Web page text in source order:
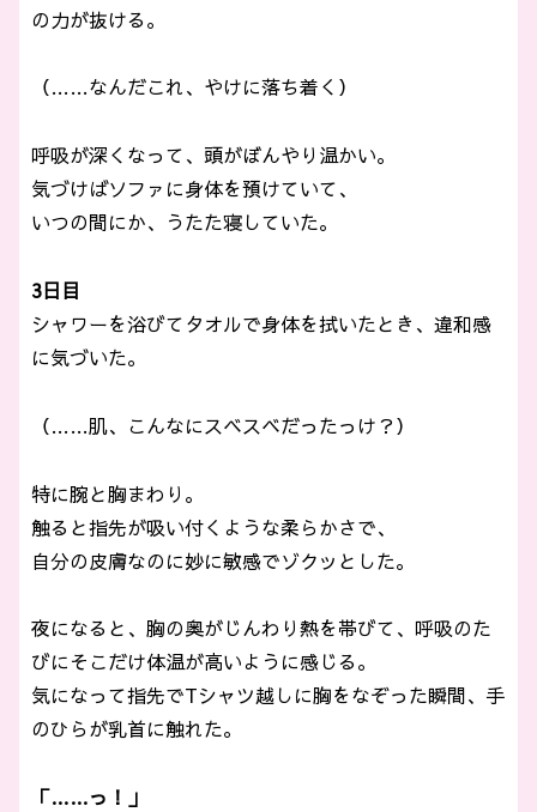
の力が抜ける。
（……なんだこれ、やけに落ち着く）
呼吸が深くなって、頭がぼんやり温かい。
気づけばソファに身体を預けていて、
いつの間にか、うたた寝していた。
3日目
シャワーを浴びてタオルで身体を拭いたとき、違和感
に気づいた。
（……肌、こんなにスベスベだったっけ？）
特に腕と胸まわり。
触ると指先が吸い付くような柔らかさで、
自分の皮膚なのに妙に敏感でゾクッとした。
夜になると、胸の奥がじんわり熱を帯びて、呼吸のた
びにそこだけ体温が高いように感じる。
気になって指先でTシャツ越しに胸をなぞった瞬間、手
のひらが乳首に触れた。
「……っ！」